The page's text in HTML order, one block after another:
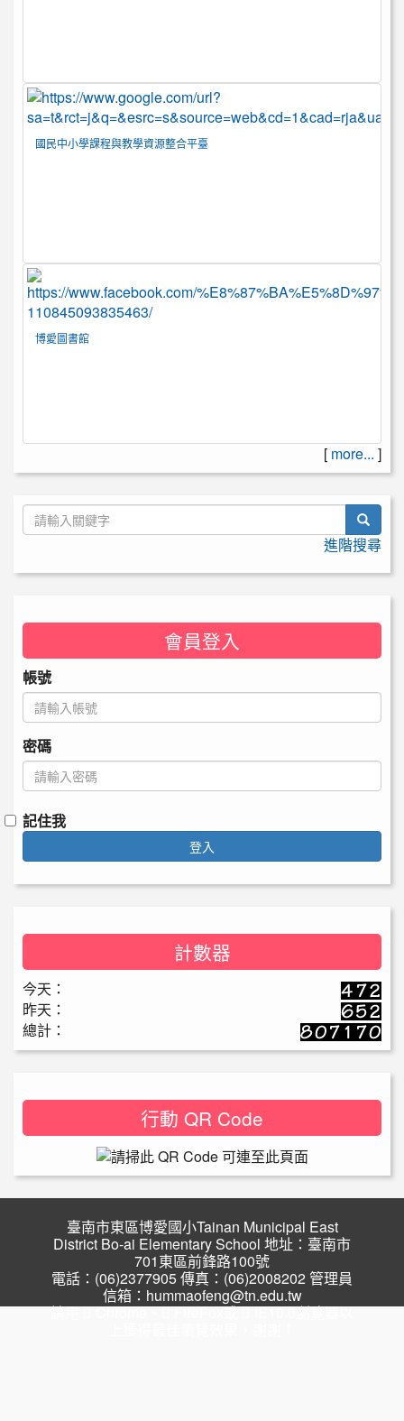
國民中小學課程與教學資源整合平臺
博愛圖書館
[ more... ]
進階搜尋
會員登入
帳號
密碼
記住我
登入
計數器
今天：
昨天：
總計：
行動 QR Code
臺南市東區博愛國小Tainan Municipal East
District Bo-ai Elementary School 地址：臺南市
701東區前鋒路100號
電話：(06)2377905 傳真：(06)2008202 管理員
信箱：hummaofeng@tn.edu.tw
請用 Chrome、 FireFox或 IE10.0瀏覽器以